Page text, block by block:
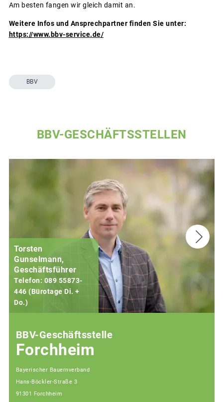
Am besten fangen wir gleich damit an.
Weitere Infos und Ansprechpartner finden Sie unter:
https://www.bbv-service.de/
BBV
BBV-GESCHÄFTSSTELLEN
Torsten
Gunselmann,
Geschäftsführer
Telefon: 089 55873-
446 (Bürotage Di. +
Do.)
BBV-Geschäftsstelle
Forchheim
Bayerischer Bauernverband
Hans-Böckler-Straße 3
91301 Forchheim